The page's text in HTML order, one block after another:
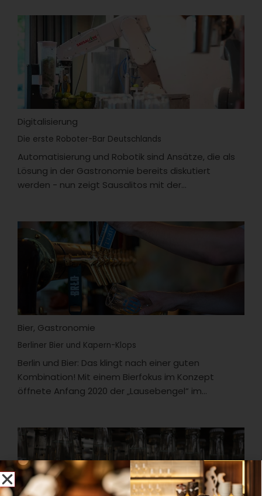
Digitalisierung
Die erste Roboter-Bar Deutschlands
Automatisierung und Robotik sind Ansätze, die als
Lösung in der Gastronomie bereits diskutiert
werden - nun zeigt Sausalitos mit der...
Bier, Gastronomie
Berliner Bier und Kapern-Klops
Berlin und Bier: Das klingt nach einer guten
Kombination! Mit einem Bierfokus im Konzept
öffnete Anfang 2020 der „Lausebengel“ im...